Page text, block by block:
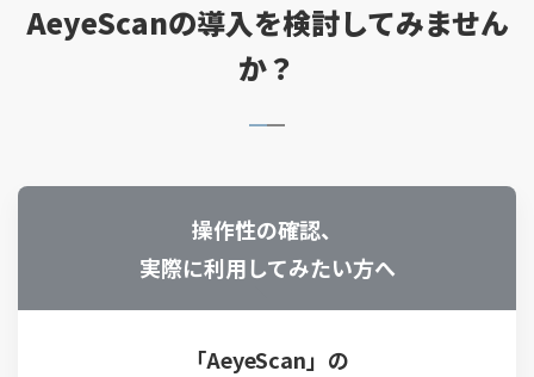
AeyeScanの導入を検討してみません
か？
操作性の確認、
実際に利用してみたい方へ
「AeyeScan」の